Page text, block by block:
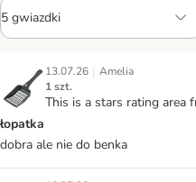
13.07.26 | Amelia
1 szt.
This is a stars rating area
łopatka
dobra ale nie do benka